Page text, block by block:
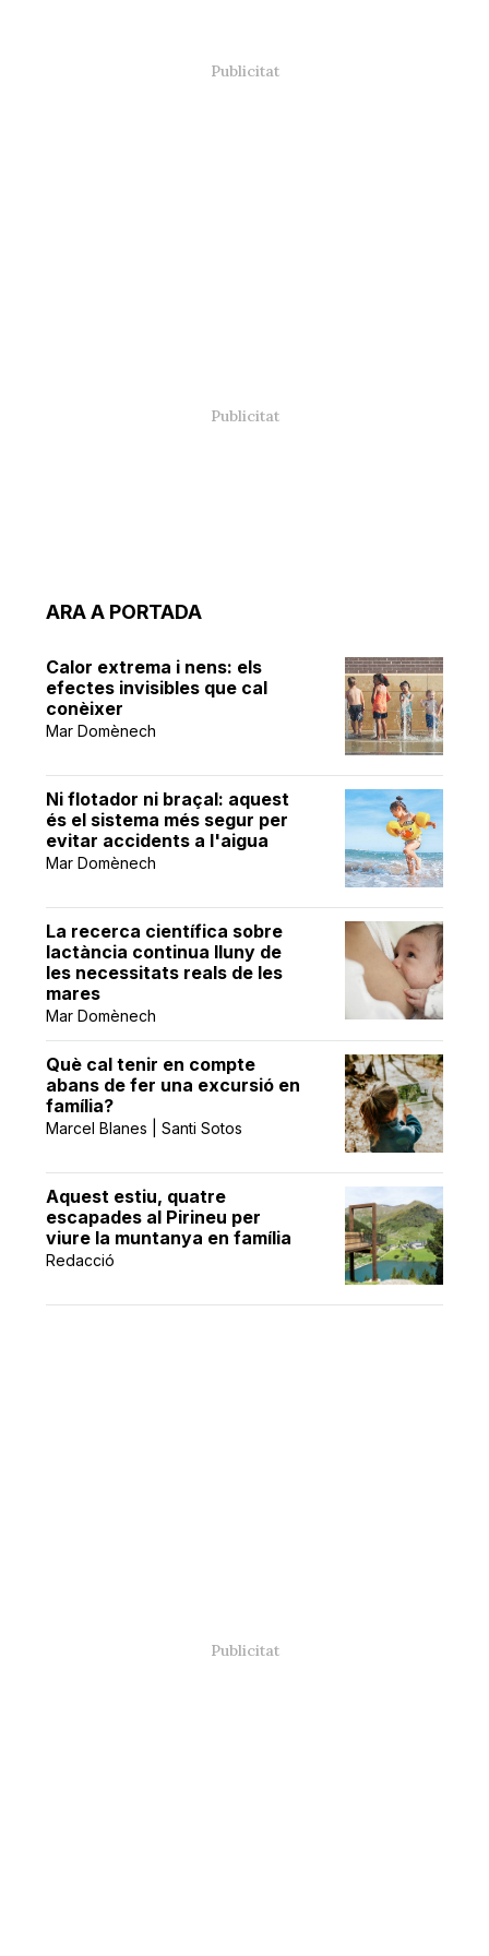
ARA A PORTADA
Calor extrema i nens: els
efectes invisibles que cal
conèixer
Mar Domènech
Ni flotador ni braçal: aquest
és el sistema més segur per
evitar accidents a l'aigua
Mar Domènech
La recerca científica sobre
lactància continua lluny de
les necessitats reals de les
mares
Mar Domènech
Què cal tenir en compte
abans de fer una excursió en
família?
Marcel Blanes | Santi Sotos
Aquest estiu, quatre
escapades al Pirineu per
viure la muntanya en família
Redacció